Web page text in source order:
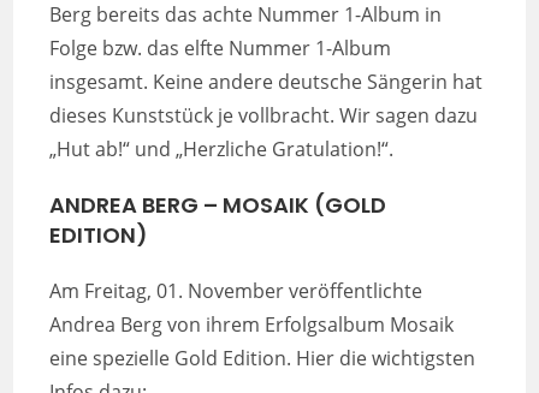
Berg bereits das achte Nummer 1-Album in
Folge bzw. das elfte Nummer 1-Album
insgesamt. Keine andere deutsche Sängerin hat
dieses Kunststück je vollbracht. Wir sagen dazu
„Hut ab!“ und „Herzliche Gratulation!“.
ANDREA BERG – MOSAIK (GOLD
EDITION)
Am Freitag, 01. November veröffentlichte
Andrea Berg von ihrem Erfolgsalbum Mosaik
eine spezielle Gold Edition. Hier die wichtigsten